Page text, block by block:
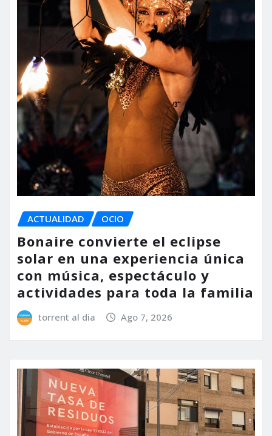
ACTUALIDAD OCIO
Bonaire convierte el eclipse
solar en una experiencia única
con música, espectáculo y
actividades para toda la familia
torrent al dia Ago 7, 2026